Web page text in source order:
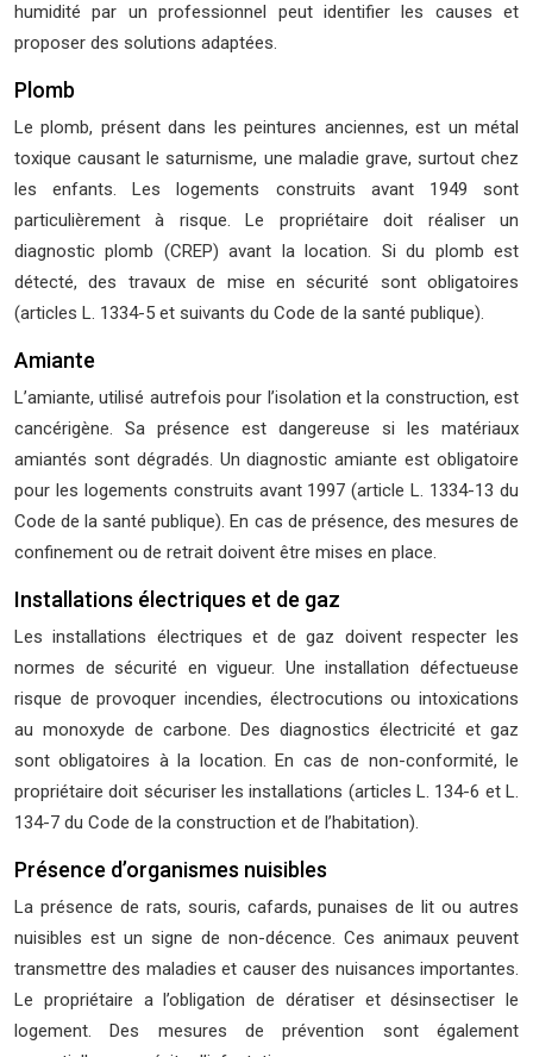
humidité par un professionnel peut identifier les causes et
proposer des solutions adaptées.
Plomb
Le plomb, présent dans les peintures anciennes, est un métal
toxique causant le saturnisme, une maladie grave, surtout chez
les enfants. Les logements construits avant 1949 sont
particulièrement à risque. Le propriétaire doit réaliser un
diagnostic plomb (CREP) avant la location. Si du plomb est
détecté, des travaux de mise en sécurité sont obligatoires
(articles L. 1334-5 et suivants du Code de la santé publique).
Amiante
L’amiante, utilisé autrefois pour l’isolation et la construction, est
cancérigène. Sa présence est dangereuse si les matériaux
amiantés sont dégradés. Un diagnostic amiante est obligatoire
pour les logements construits avant 1997 (article L. 1334-13 du
Code de la santé publique). En cas de présence, des mesures de
confinement ou de retrait doivent être mises en place.
Installations électriques et de gaz
Les installations électriques et de gaz doivent respecter les
normes de sécurité en vigueur. Une installation défectueuse
risque de provoquer incendies, électrocutions ou intoxications
au monoxyde de carbone. Des diagnostics électricité et gaz
sont obligatoires à la location. En cas de non-conformité, le
propriétaire doit sécuriser les installations (articles L. 134-6 et L.
134-7 du Code de la construction et de l’habitation).
Présence d’organismes nuisibles
La présence de rats, souris, cafards, punaises de lit ou autres
nuisibles est un signe de non-décence. Ces animaux peuvent
transmettre des maladies et causer des nuisances importantes.
Le propriétaire a l’obligation de dératiser et désinsectiser le
logement. Des mesures de prévention sont également